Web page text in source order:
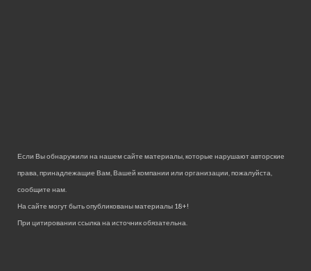
Если Вы обнаружили на нашем сайте материалы, которые нарушают авторские
права, принадлежащие Вам, Вашей компании или организации, пожалуйста,
сообщите нам.
На сайте могут быть опубликованы материалы 18+!
При цитировании ссылка на источник обязательна.